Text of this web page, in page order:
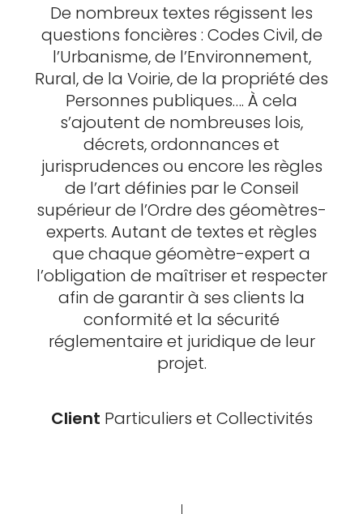
De nombreux textes régissent les
questions foncières : Codes Civil, de
l’Urbanisme, de l’Environnement,
Rural, de la Voirie, de la propriété des
Personnes publiques…. À cela
s’ajoutent de nombreuses lois,
décrets, ordonnances et
jurisprudences ou encore les règles
de l’art définies par le Conseil
supérieur de l’Ordre des géomètres-
experts. Autant de textes et règles
que chaque géomètre-expert a
l’obligation de maîtriser et respecter
afin de garantir à ses clients la
conformité et la sécurité
réglementaire et juridique de leur
projet.
Client Particuliers et Collectivités